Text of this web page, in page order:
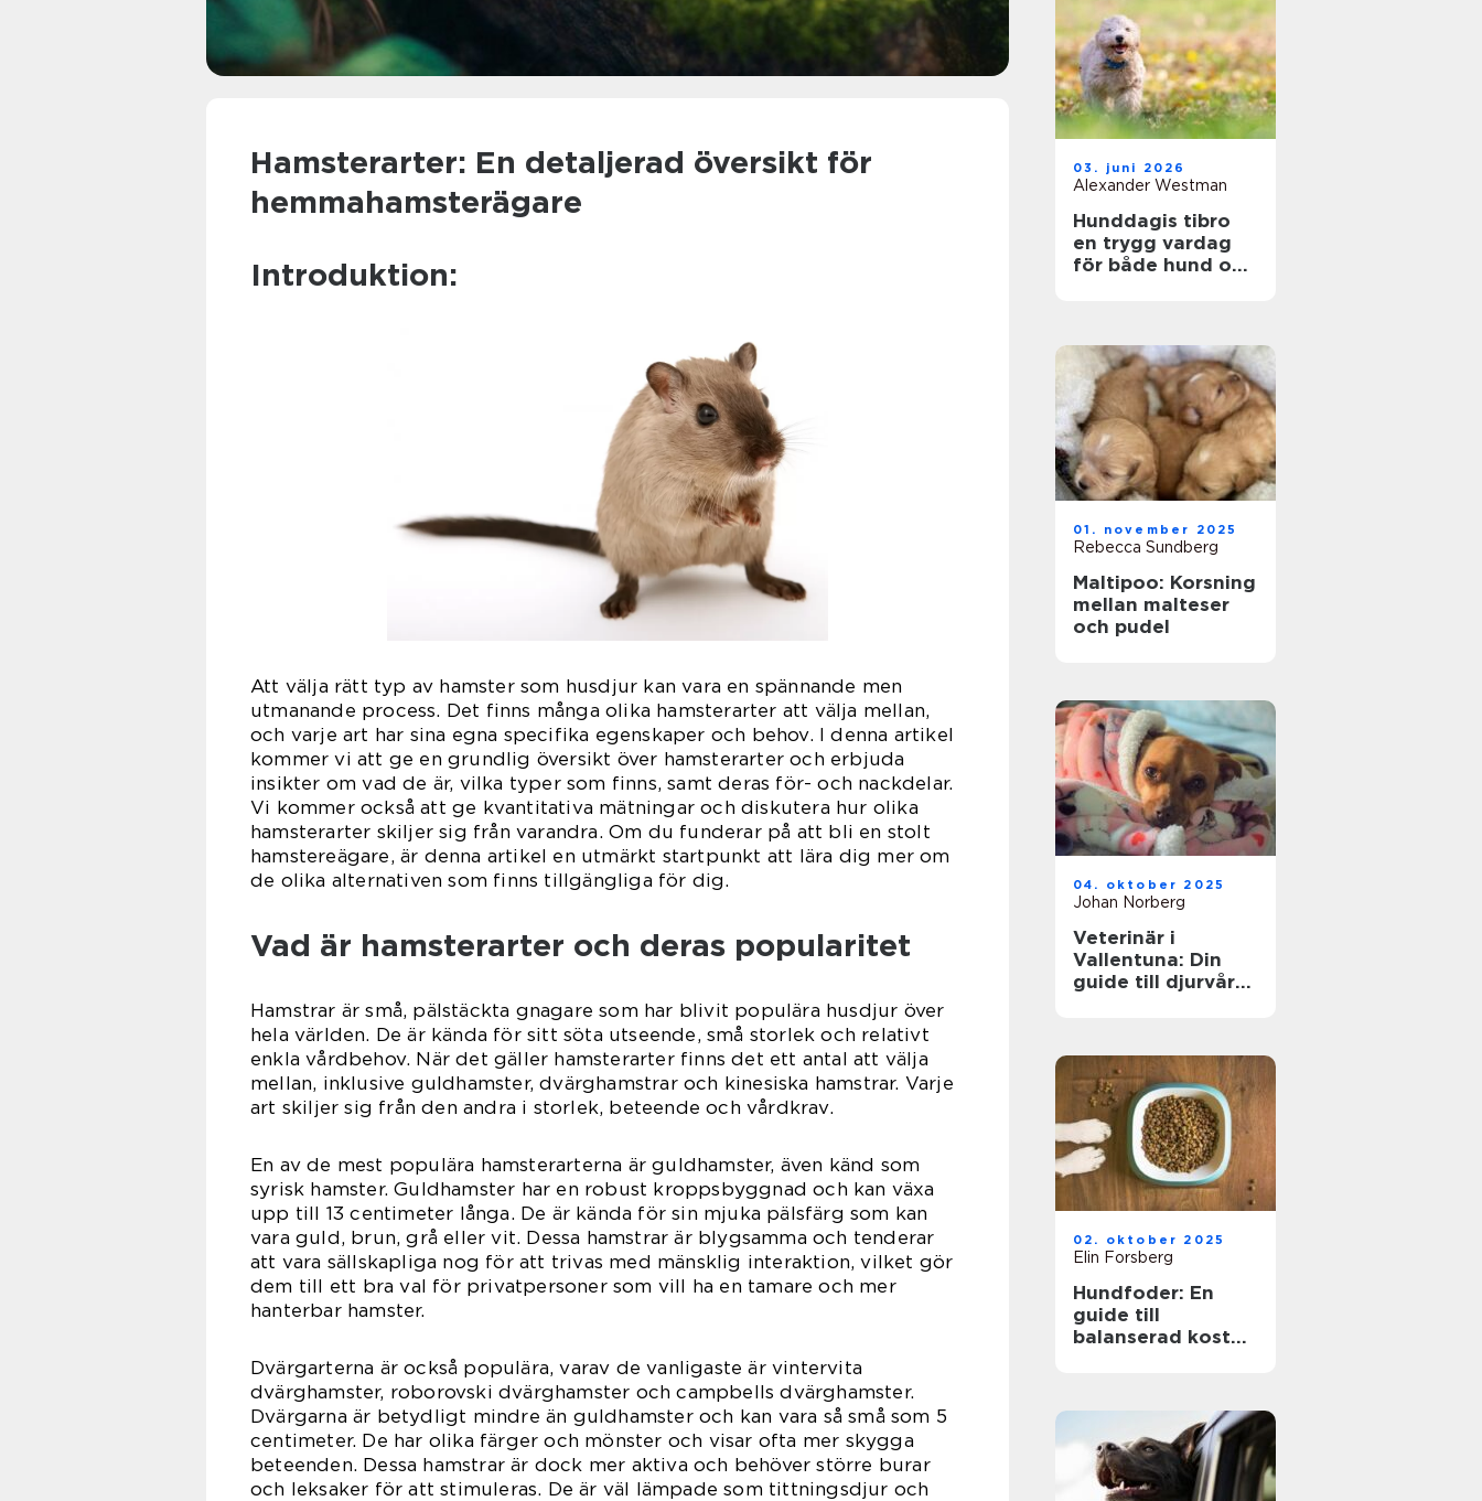
Hamsterarter: En detaljerad översikt för
hemmahamsterägare
Introduktion:
Att välja rätt typ av hamster som husdjur kan vara en spännande men
utmanande process. Det finns många olika hamsterarter att välja mellan,
och varje art har sina egna specifika egenskaper och behov. I denna artikel
kommer vi att ge en grundlig översikt över hamsterarter och erbjuda
insikter om vad de är, vilka typer som finns, samt deras för- och nackdelar.
Vi kommer också att ge kvantitativa mätningar och diskutera hur olika
hamsterarter skiljer sig från varandra. Om du funderar på att bli en stolt
hamstereägare, är denna artikel en utmärkt startpunkt att lära dig mer om
de olika alternativen som finns tillgängliga för dig.
Vad är hamsterarter och deras popularitet
Hamstrar är små, pälstäckta gnagare som har blivit populära husdjur över
hela världen. De är kända för sitt söta utseende, små storlek och relativt
enkla vårdbehov. När det gäller hamsterarter finns det ett antal att välja
mellan, inklusive guldhamster, dvärghamstrar och kinesiska hamstrar. Varje
art skiljer sig från den andra i storlek, beteende och vårdkrav.
En av de mest populära hamsterarterna är guldhamster, även känd som
syrisk hamster. Guldhamster har en robust kroppsbyggnad och kan växa
upp till 13 centimeter långa. De är kända för sin mjuka pälsfärg som kan
vara guld, brun, grå eller vit. Dessa hamstrar är blygsamma och tenderar
att vara sällskapliga nog för att trivas med mänsklig interaktion, vilket gör
dem till ett bra val för privatpersoner som vill ha en tamare och mer
hanterbar hamster.
Dvärgarterna är också populära, varav de vanligaste är vintervita
dvärghamster, roborovski dvärghamster och campbells dvärghamster.
Dvärgarna är betydligt mindre än guldhamster och kan vara så små som 5
centimeter. De har olika färger och mönster och visar ofta mer skygga
beteenden. Dessa hamstrar är dock mer aktiva och behöver större burar
och leksaker för att stimuleras. De är väl lämpade som tittningsdjur och
03. juni 2026
Alexander Westman
Hunddagis tibro
en trygg vardag
för både hund och
01. november 2025
Rebecca Sundberg
Maltipoo: Korsning
mellan malteser
och pudel
04. oktober 2025
Johan Norberg
Veterinär i
Vallentuna: Din
guide till djurvård
02. oktober 2025
Elin Forsberg
Hundfoder: En
guide till
balanserad kost